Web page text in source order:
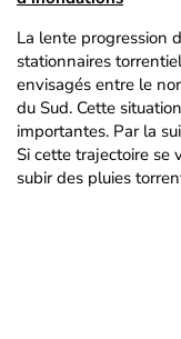
La lente progression
stationnaires
envisagés entre le
du Sud. Cette
importantes. Par la
Si cette trajectoire se
subir des pluies